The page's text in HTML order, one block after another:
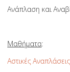
Ανάπλαση και
Μαθήματα:
Αστικές